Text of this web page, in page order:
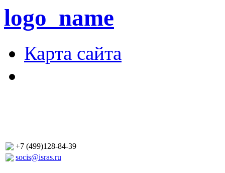
logo_name
Карта сайта
+7 (499)128-84-39
socis@isras.ru